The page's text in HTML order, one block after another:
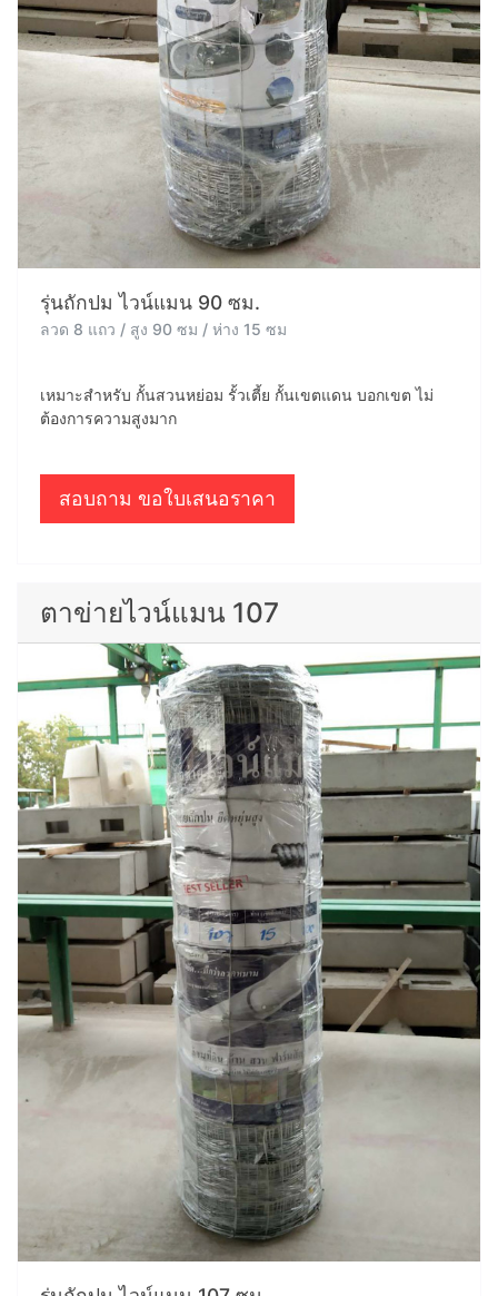
รุ่นถักปม ไวน์แมน 90 ซม.
ลวด 8 แถว / สูง 90 ซม / ห่าง 15 ซม
เหมาะสำหรับ กั้นสวนหย่อม รั้วเตี้ย กั้นเขตแดน บอกเขต ไม่
ต้องการความสูงมาก
สอบถาม ขอใบเสนอราคา
ตาข่ายไวน์แมน 107